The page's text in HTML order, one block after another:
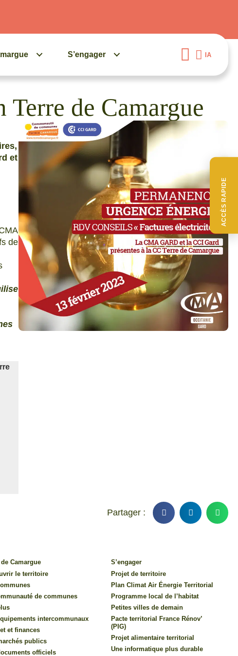
ACCÈS RAPIDE
S’engager IA
Terre de Camargue
et
de
de Camargue
le territoire
de communes
intercommunaux
et finances
publics
officiels
S’engager
Projet de territoire
Plan Climat Air Énergie Territorial
Programme local de l’habitat
Petites villes de demain
Pacte territorial France Rénov’
(PIG)
Projet alimentaire territorial
Une informatique plus durable